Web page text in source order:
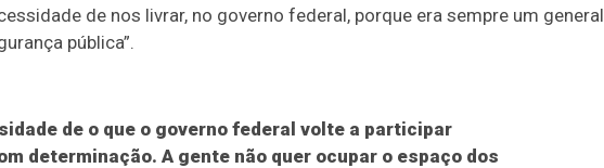
de nos livrar, no governo federal, porque era sempre um general
pública”.
de o que o governo federal volte a participar
determinação. A gente não quer ocupar o espaço dos